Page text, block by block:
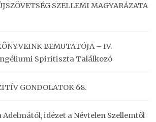
SZELLEMI MAGYARÁZATA
BEMUTATÓJA – IV.
Spiritiszta Találkozó
GONDOLATOK 68.
Adelmától, idézet a Névtelen Szellemtől